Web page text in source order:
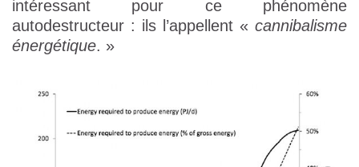
intéressant pour ce phénomène
autodestructeur : ils l’appellent « cannibalisme
énergétique. »